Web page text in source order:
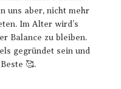
uns aber, nicht mehr
Im Alter wird’s
Balance zu bleiben.
gegründet sein und
🥰.